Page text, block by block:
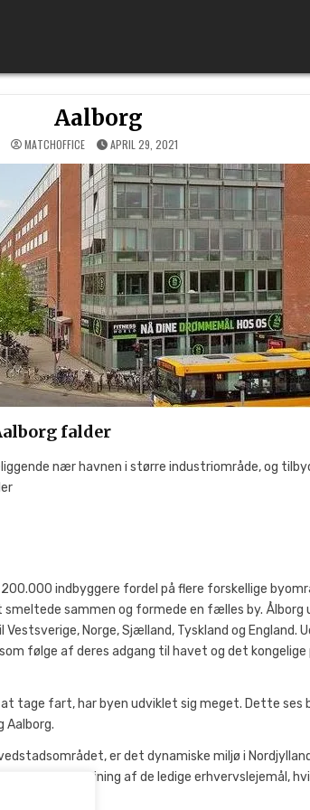
Aalborg
MATCHOFFICE APRIL 29, 2021
falder
nær havnen i større industriområde, og
indbyggere fordel på flere forskellige
sammen og formede en fælles by. Ålborg
Norge, Sjælland, Tyskland og England.
følge af deres adgang til havet og det
tage fart, har byen udviklet sig meget. Dette ses
Aalborg.
er det dynamiske miljø i
for udlejning af de ledige erhvervslejemål,